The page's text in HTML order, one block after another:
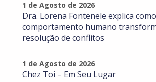
1 de Agosto de 2026
Dra. Lorena Fontenele explica
comportamento humano
resolução de conflitos
1 de Agosto de 2026
Chez Toi – Em Seu Lugar